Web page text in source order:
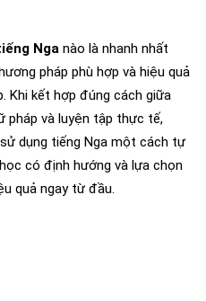
Nga nào là nhanh nhất
pháp phù hợp và hiệu quả
Khi kết hợp đúng cách giữa
pháp và luyện tập thực tế,
dụng tiếng Nga một cách tự
có định hướng và lựa chọn
quả ngay từ đầu.